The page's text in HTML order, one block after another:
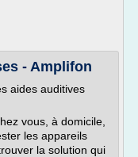
- Amplifon
aides auditives
vous, à domicile,
les appareils
la solution qui